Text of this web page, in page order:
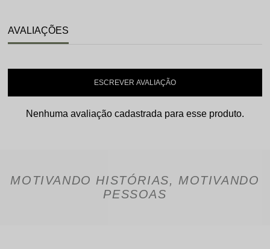
AVALIAÇÕES
ESCREVER AVALIAÇÃO
Nenhuma avaliação cadastrada para esse produto.
MOTIVANDO HISTÓRIAS, MOTIVANDO
PESSOAS